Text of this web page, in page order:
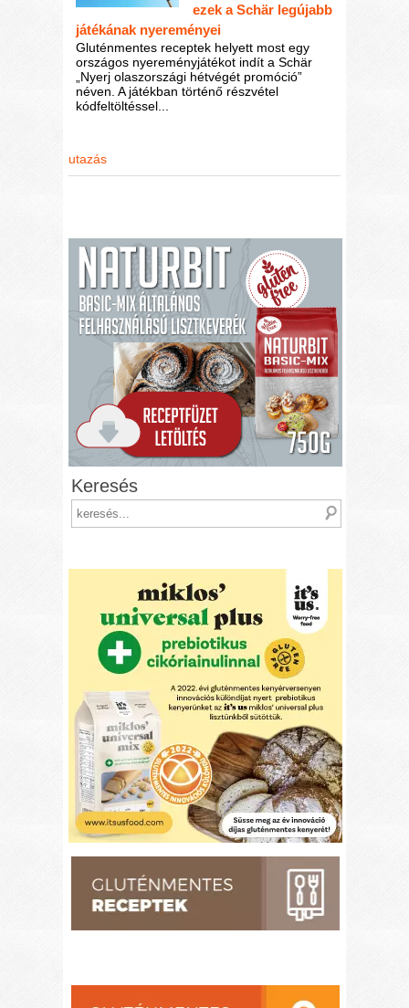
ezek a Schär legújabb
játékának nyereményei
Gluténmentes receptek helyett most egy
országos nyereményjátékot indít a Schär
„Nyerj olaszországi hétvégét promóció”
néven. A játékban történő részvétel
kódfeltöltéssel...
utazás
Keresés